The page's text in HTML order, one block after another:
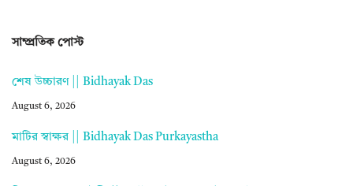
সাম্প্রতিক পোস্ট
শেষ উচ্চারণ || Bidhayak Das
August 6, 2026
মাটির স্বাক্ষর || Bidhayak Das Purkayastha
August 6, 2026